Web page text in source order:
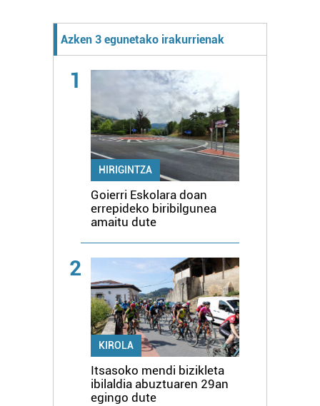
Azken 3 egunetako irakurrienak
1
HIRIGINTZA
Goierri Eskolara doan
errepideko biribilgunea
amaitu dute
2
KIROLA
Itsasoko mendi bizikleta
ibilaldia abuztuaren 29an
egingo dute